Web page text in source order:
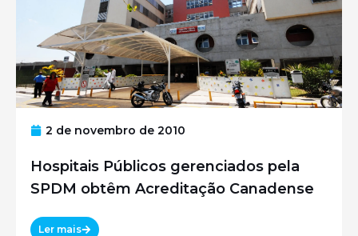
2 de novembro de 2010
Hospitais Públicos gerenciados pela
SPDM obtêm Acreditação Canadense
Ler mais